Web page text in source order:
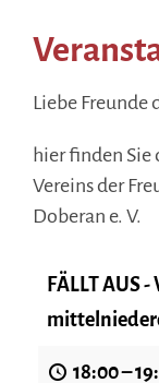
Liebe Freunde
hier finden Sie
Vereins der
Doberan e. V.
FÄLLT AUS
18:00–